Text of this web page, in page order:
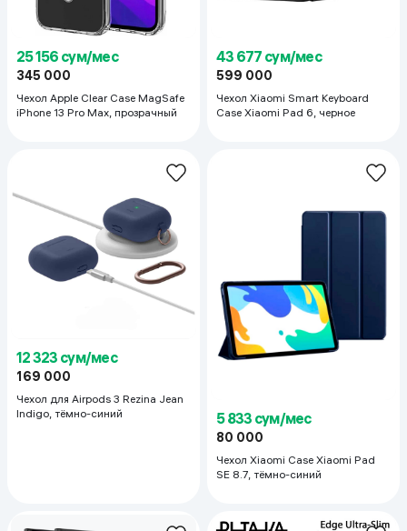
25 156 сум/мес
345 000
Чехол Apple Clear Case MagSafe
iPhone 13 Pro Max, прозрачный
43 677 сум/мес
599 000
Чехол Xiaomi Smart Keyboard
Case Xiaomi Pad 6, черное
12 323 сум/мес
169 000
Чехол для Airpods 3 Rezina Jean
Indigo, тёмно-синий
5 833 сум/мес
80 000
Чехол Xiaomi Case Xiaomi Pad
SE 8.7, тёмно-синий